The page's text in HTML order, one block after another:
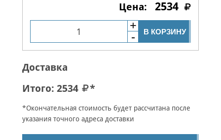
2534
В КОРЗИНУ
Доставка
Итого: 2534 *
*Окончательная стоимость будет рассчитана после
указания точного адреса доставки